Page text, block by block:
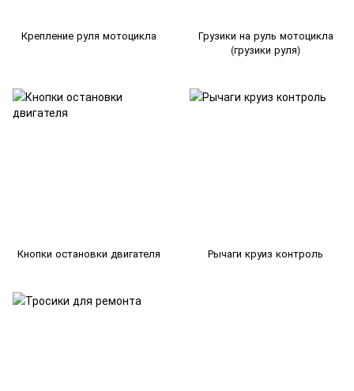
Крепление руля мотоцикла
Грузики на руль мотоцикла
(грузики руля)
Кнопки остановки двигателя Рычаги круиз контроль